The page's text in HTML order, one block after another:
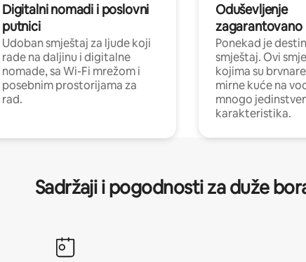
Digitalni nomadi i poslovni
putnici
Udoban smještaj za ljude koji
rade na daljinu i digitalne
nomade, sa Wi-Fi mrežom i
posebnim prostorijama za
rad.
Oduševljenje
zagarantovano
Ponekad je
smještaj. Ovi
kojima su
mirne kuće na
mnogo
karakteristika.
Sadržaji i pogodnosti za duže